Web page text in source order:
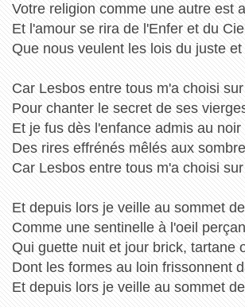
Votre religion comme une autre est
Et l'amour se rira de l'Enfer et du
Que nous veulent les lois du juste
Car Lesbos entre tous m'a choisi
Pour chanter le secret de ses
Et je fus dès l'enfance admis au noir
Des rires effrénés mêlés aux
Car Lesbos entre tous m'a choisi
Et depuis lors je veille au sommet
Comme une sentinelle à l'oeil
Qui guette nuit et jour brick, tartane
Dont les formes au loin frissonnent
Et depuis lors je veille au sommet